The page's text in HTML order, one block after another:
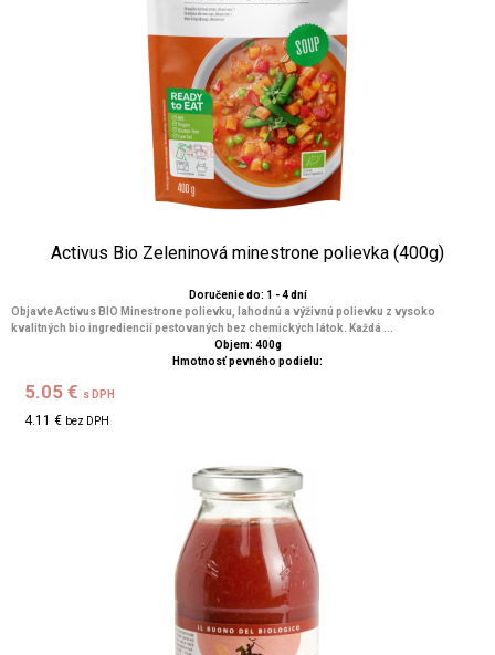
Activus Bio Zeleninová minestrone polievka (400g)
Doručenie do: 1 - 4 dní
Objavte Activus BIO Minestrone polievku, lahodnú a výživnú polievku z vysoko
kvalitných bio ingrediencií pestovaných bez chemických látok. Každá ...
Objem: 400g
Hmotnosť pevného podielu:
5.05 € s DPH
4.11 € bez DPH